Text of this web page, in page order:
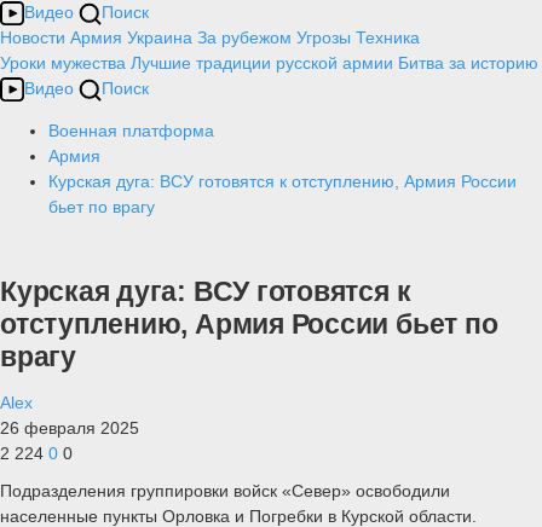
Видео
Поиск
Новости Армия Украина За рубежом Угрозы Техника
Уроки мужества Лучшие традиции русской армии Битва за историю
Видео
Поиск
Военная платформа
Армия
Курская дуга: ВСУ готовятся к отступлению, Армия России
бьет по врагу
Курская дуга: ВСУ готовятся к
отступлению, Армия России бьет по
врагу
Alex
26 февраля 2025
2 224 0 0
Подразделения группировки войск «Север» освободили
населенные пункты Орловка и Погребки в Курской области.